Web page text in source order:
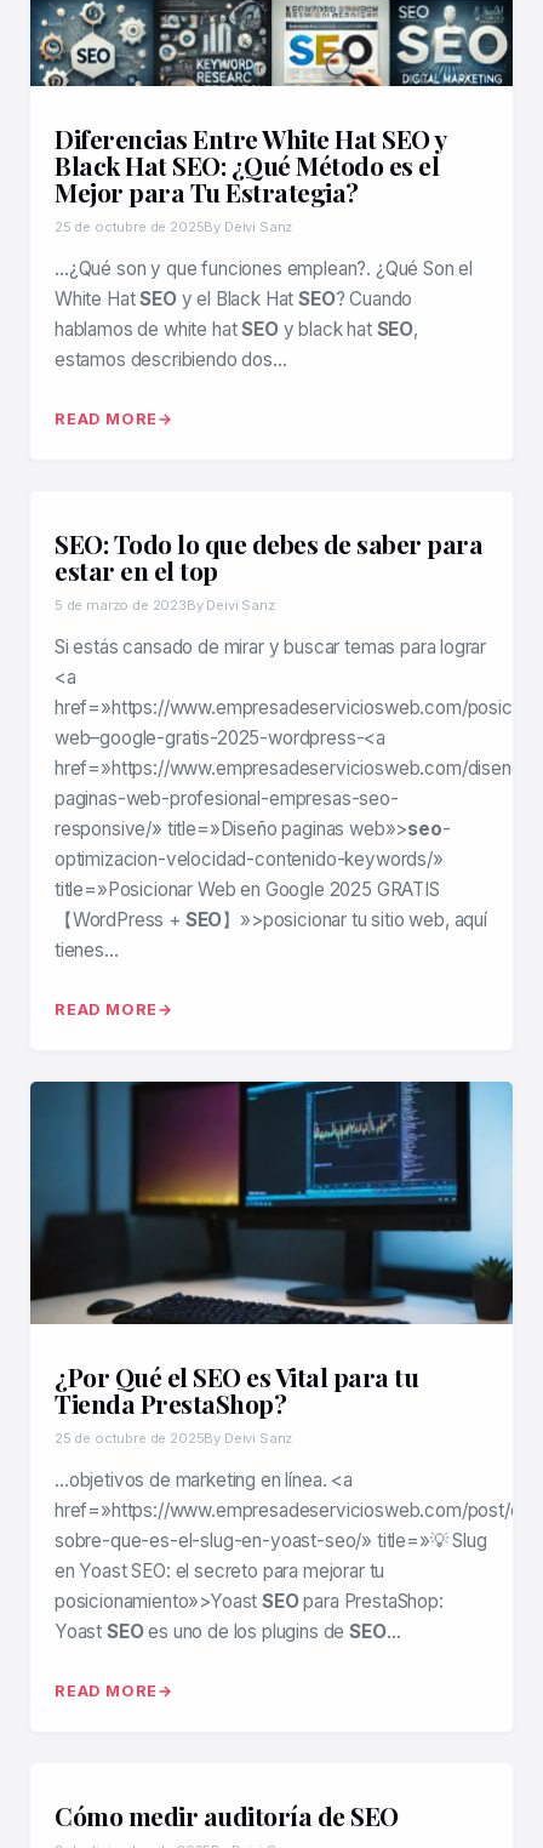
Diferencias Entre White Hat SEO y
Black Hat SEO: ¿Qué Método es el
Mejor para Tu Estrategia?
25 de octubre de 2025By Deivi Sanz
…¿Qué son y que funciones emplean?. ¿Qué Son el
White HatSEOy el Black HatSEO? Cuando
hablamos de white hatSEOy black hat SEO,
estamos describiendo dos…
READ MORE
SEO: Todo lo que debes de saber para
estar en el top
5 de marzo de 2023By Deivi Sanz
Si estás cansado de mirar y buscar temas para lograr
<a
href=»https://www.empresadeserviciosweb.com/
web–google-gratis-2025-wordpress-<a
href=»https://www.empresadeserviciosweb.com/diseno-
paginas-web-profesional-empresas-seo-
responsive/» title=»Diseño paginas web»>seo-
optimizacion-velocidad-contenido-keywords/»
title=»Posicionar Web en Google 2025 GRATIS
【WordPress + SEO】»>posicionar tu sitio web, aquí
tienes…
READ MORE
¿Por Qué el SEO es Vital para tu
Tienda PrestaShop?
25 de octubre de 2025By Deivi Sanz
…objetivos de marketing en línea. <a
href=»https://www.empresadeserviciosweb.com/post/
sobre-que-es-el-slug-en-yoast-seo/» title=»💡 Slug
en Yoast SEO: el secreto para mejorar tu
posicionamiento»>YoastSEOpara PrestaShop:
Yoast SEOes uno de los plugins deSEO…
READ MORE
Cómo medir auditoría de SEO